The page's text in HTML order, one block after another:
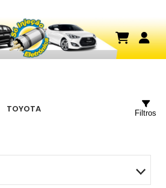
TOYOTA Filtros